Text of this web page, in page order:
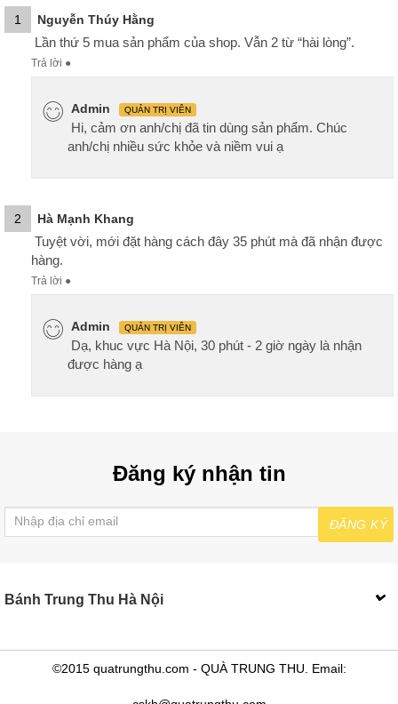
1 Nguyễn Thúy Hằng
Lần thứ 5 mua sản phẩm của shop. Vẫn 2 từ “hài lòng”.
Trả lời ●
Admin QUẢN TRỊ VIÊN
Hi, cảm ơn anh/chị đã tin dùng sản phẩm. Chúc
anh/chị nhiều sức khỏe và niềm vui ạ
2 Hà Mạnh Khang
Tuyệt vời, mới đặt hàng cách đây 35 phút mà đã nhận được
hàng.
Trả lời ●
Admin QUẢN TRỊ VIÊN
Dạ, khuc vực Hà Nội, 30 phút - 2 giờ ngày là nhận
được hàng ạ
Đăng ký nhận tin
ĐĂNG KÝ
Bánh Trung Thu Hà Nội
©2015 quatrungthu.com - QUÀ TRUNG THU. Email: